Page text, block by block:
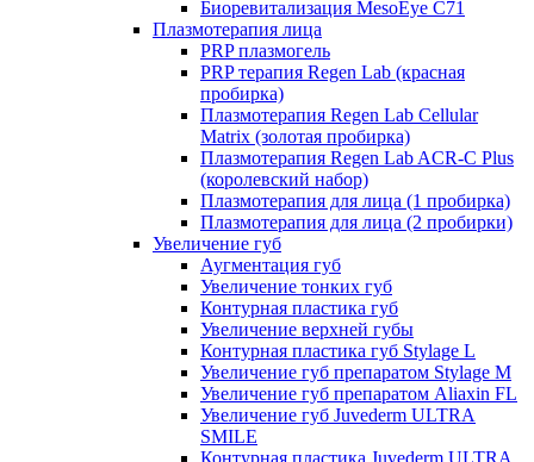
Биоревитализация MesoEye C71
Плазмотерапия лица
PRP плазмогель
PRP терапия Regen Lab (красная
пробирка)
Плазмотерапия Regen Lab Cellular
Matrix (золотая пробирка)
Плазмотерапия Regen Lab ACR-C Plus
(королевский набор)
Плазмотерапия для лица (1 пробирка)
Плазмотерапия для лица (2 пробирки)
Увеличение губ
Аугментация губ
Увеличение тонких губ
Контурная пластика губ
Увеличение верхней губы
Контурная пластика губ Stylage L
Увеличение губ препаратом Stylage M
Увеличение губ препаратом Aliaxin FL
Увеличение губ Juvederm ULTRA
SMILE
Контурная пластика Juvederm ULTRA